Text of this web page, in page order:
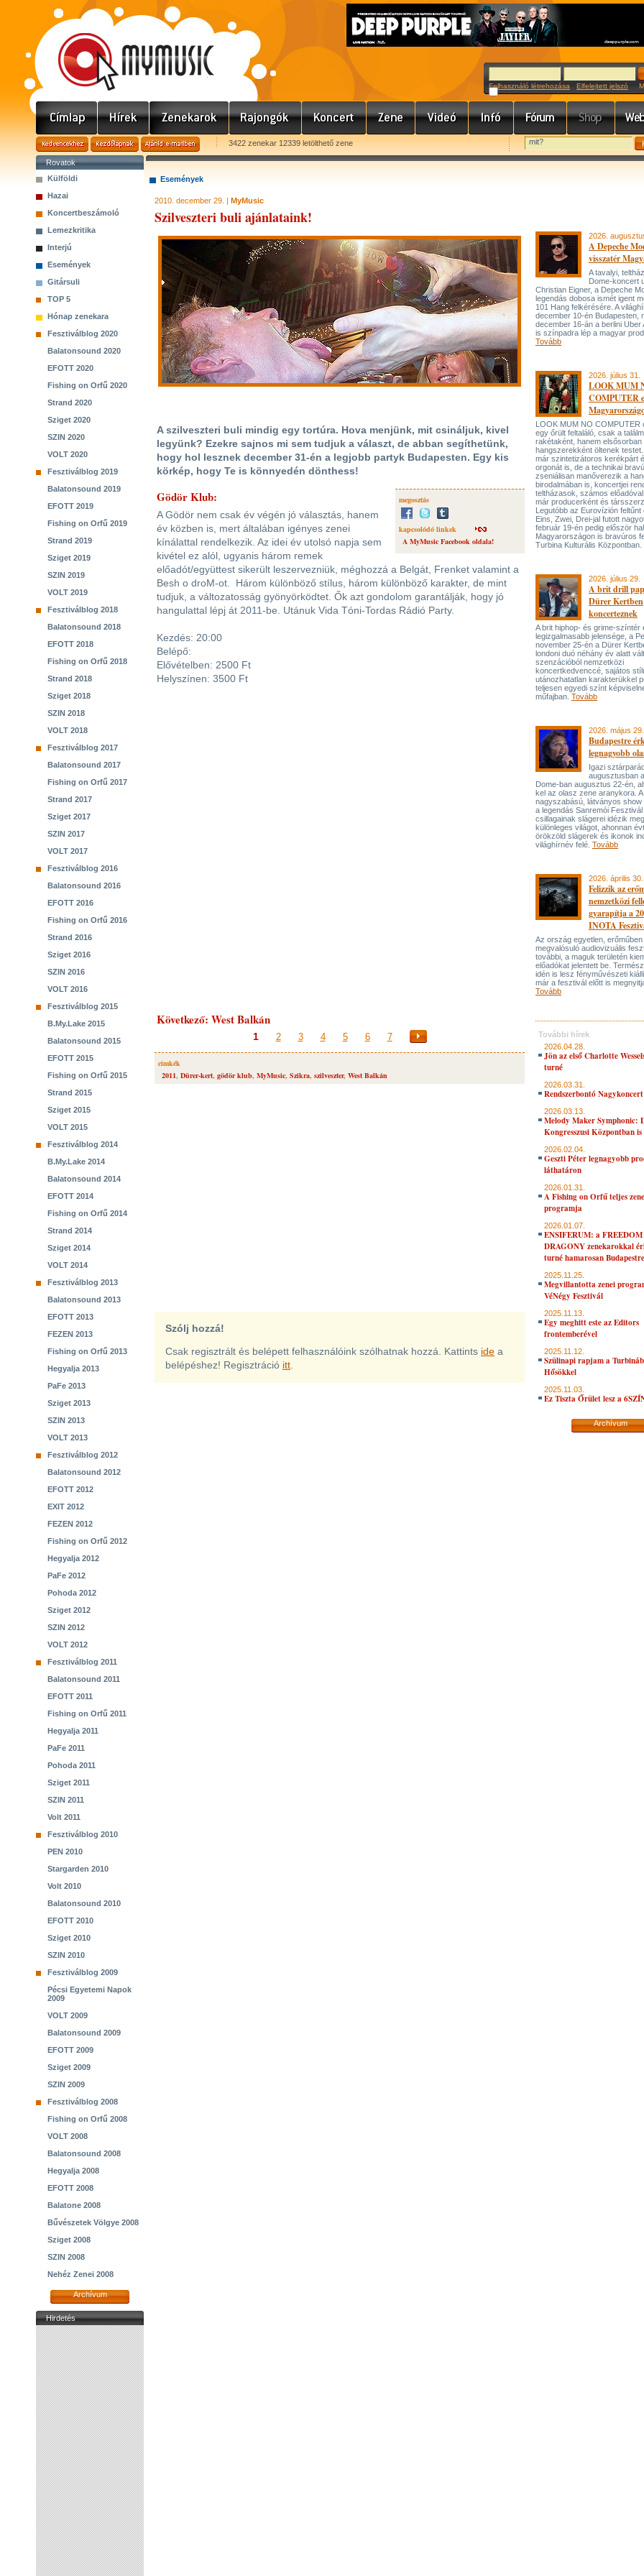
Felhasználó létrehozása Elfelejtett jelszó
3422 zenekar 12339 letölthető zene
Rovatok
Külföldi
Hazai
Koncertbeszámoló
Lemezkritika
Interjú
Események
Gitársuli
TOP 5
Hónap zenekara
Fesztiválblog 2020
Balatonsound 2020
EFOTT 2020
Fishing on Orfű 2020
Strand 2020
Sziget 2020
SZIN 2020
VOLT 2020
Fesztiválblog 2019
Balatonsound 2019
EFOTT 2019
Fishing on Orfű 2019
Strand 2019
Sziget 2019
SZIN 2019
VOLT 2019
Fesztiválblog 2018
Balatonsound 2018
EFOTT 2018
Fishing on Orfű 2018
Strand 2018
Sziget 2018
SZIN 2018
VOLT 2018
Fesztiválblog 2017
Balatonsound 2017
Fishing on Orfű 2017
Strand 2017
Sziget 2017
SZIN 2017
VOLT 2017
Fesztiválblog 2016
Balatonsound 2016
EFOTT 2016
Fishing on Orfű 2016
Strand 2016
Sziget 2016
SZIN 2016
VOLT 2016
Fesztiválblog 2015
B.My.Lake 2015
Balatonsound 2015
EFOTT 2015
Fishing on Orfű 2015
Strand 2015
Sziget 2015
VOLT 2015
Fesztiválblog 2014
B.My.Lake 2014
Balatonsound 2014
EFOTT 2014
Fishing on Orfű 2014
Strand 2014
Sziget 2014
VOLT 2014
Fesztiválblog 2013
Balatonsound 2013
EFOTT 2013
FEZEN 2013
Fishing on Orfű 2013
Hegyalja 2013
PaFe 2013
Sziget 2013
SZIN 2013
VOLT 2013
Fesztiválblog 2012
Balatonsound 2012
EFOTT 2012
EXIT 2012
FEZEN 2012
Fishing on Orfű 2012
Hegyalja 2012
PaFe 2012
Pohoda 2012
Sziget 2012
SZIN 2012
VOLT 2012
Fesztiválblog 2011
Balatonsound 2011
EFOTT 2011
Fishing on Orfű 2011
Hegyalja 2011
PaFe 2011
Pohoda 2011
Sziget 2011
SZIN 2011
Volt 2011
Fesztiválblog 2010
PEN 2010
Stargarden 2010
Volt 2010
Balatonsound 2010
EFOTT 2010
Sziget 2010
SZIN 2010
Fesztiválblog 2009
Pécsi Egyetemi Napok
2009
VOLT 2009
Balatonsound 2009
EFOTT 2009
Sziget 2009
SZIN 2009
Fesztiválblog 2008
Fishing on Orfű 2008
VOLT 2008
Balatonsound 2008
Hegyalja 2008
EFOTT 2008
Balatone 2008
Bűvészetek Völgye 2008
Sziget 2008
SZIN 2008
Nehéz Zenei 2008
Archívum
Hirdetés
Események
2010. december 29. | MyMusic
Szilveszteri buli ajánlataink!
A szilveszteri buli mindig egy tortúra. Hova menjünk, mit csináljuk, kivel
legyünk? Ezekre sajnos mi sem tudjuk a választ, de abban segíthetünk,
hogy hol lesznek december 31-én a legjobb partyk Budapesten. Egy kis
körkép, hogy Te is könnyedén dönthess!
megosztás
kapcsolódó linkek
A MyMusic Facebook oldala!
Gödör Klub:
A Gödör nem csak év végén jó választás, hanem
év közben is, mert általában igényes zenei
kínálattal rendelkezik. Az idei év utolsó napja sem
kivétel ez alól, ugyanis három remek
előadót/együttest sikerült leszervezniük, méghozzá a Belgát, Frenket valamint a
Besh o droM-ot. Három különböző stílus, három különböző karakter, de mint
tudjuk, a változatosság gyönyörködtet. Ők azt gondolom garantálják, hogy jó
hangulattal lépj át 2011-be. Utánuk Vida Tóni-Tordas Rádió Party.
Kezdés: 20:00
Belépő:
Elővételben: 2500 Ft
Helyszínen: 3500 Ft
Következő: West Balkán
1 2 3 4 5 6 7
cimkék
2011, Dürer-kert, gödör klub, MyMusic, Szikra, szilveszter, West Balkán
Szólj hozzá!
Csak regisztrált és belépett felhasználóink szólhatnak hozzá. Kattints ide a
belépéshez! Regisztráció itt
2026.
A Depeche
visszatér
A tavalyi,
Dome-koncert
Christian Eigner, a Depeche
legendás dobosa ismét igent
101 Hang felkérésére. A
december 10-én Budapesten,
december 16-án a berlini Uber
is színpadra lép a magyar
Tovább
2026. július 31.
LOOK MUM
COMPUTER
LOOK MUM NO COMPUTER
egy őrült feltaláló, csak a
rakétaként, hanem elsősorban
hangszerekként öltenek
már szintetizátoros kerékpárt
orgonát is, de a technikai
zseniálisan manőverezik a
birodalmában is, koncertjei
teltházasok, számos
már producerként és
Legutóbb az Eurovízión feltűnt
Eins, Zwei, Drei-jal futott
február 19-én pedig először
Magyarországon is bravúros
Turbina Kulturális Központban.
2026. július 29.
A brit drill
Dürer Kertben
koncerteznek
A brit hiphop- és grime-színtér
legizgalmasabb jelensége, a
november 25-én a Dürer
londoni duó néhány év alatt
szenzációból nemzetközi
koncertkedvenccé, sajátos
utánozhatatlan karakterükkel
teljesen egyedi színt
műfajban. Tovább
2026. május 29.
Budapestre
legnagyobb
Igazi
augusztusban
Dome-ban augusztus 22-én,
kel az olasz zene aranykora. A
nagyszabású, látványos show
a legendás Sanremói Fesztivál
csillagainak slágerei idézik
különleges világot, ahonnan
örökzöld slágerek és ikonok
világhírnév felé. Tovább
2026. április 30.
Felizzik az
nemzetközi
gyarapítja a
INOTA
Az ország egyetlen, erőműben
megvalósuló audiovizuális
további, a maguk területén
előadókat jelentett be.
idén is lesz fényművészeti
már a fesztivál előtt is
Tovább
További hírek
2026.04.28.
Jön az első Charlotte
turné
2026.03.31.
Rendszerbontó Nagykoncert
2026.03.13.
Melody Maker Symphonic:
Kongresszusi Központban is
2026.02.04.
Geszti Péter legnagyobb
láthatáron
2026.01.31.
A Fishing on Orfű teljes
programja
2026.01.07.
ENSIFERUM: a
DRAGONY zenekarokkal
turné hamarosan Budapestre
2025.11.25.
Megvillantotta zenei
VéNégy Fesztivál
2025.11.13.
Egy meghitt este az Editors
frontemberével
2025.11.12.
Szülinapi rapjam a
Hősökkel
2025.11.03.
Ez Tiszta Őrület lesz a
Archívum